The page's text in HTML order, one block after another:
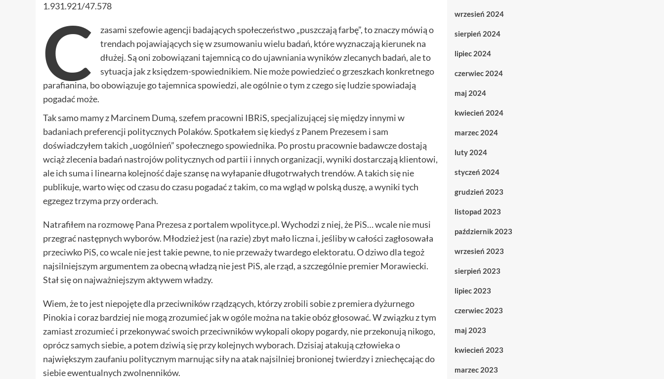
1.931.921/47.578
C
zasami szefowie agencji badających społeczeństwo „puszczają farbę”, to znaczy mówią o
trendach pojawiających się w zsumowaniu wielu badań, które wyznaczają kierunek na
dłużej. Są oni zobowiązani tajemnicą co do ujawniania wyników zlecanych badań, ale to
sytuacja jak z księdzem-spowiednikiem. Nie może powiedzieć o grzeszkach konkretnego
parafianina, bo obowiązuje go tajemnica spowiedzi, ale ogólnie o tym z czego się ludzie spowiadają
pogadać może.
Tak samo mamy z Marcinem Dumą, szefem pracowni IBRiS, specjalizującej się między innymi w
badaniach preferencji politycznych Polaków. Spotkałem się kiedyś z Panem Prezesem i sam
doświadczyłem takich „uogólnień” społecznego spowiednika. Po prostu pracownie badawcze dostają
wciąż zlecenia badań nastrojów politycznych od partii i innych organizacji, wyniki dostarczają klientowi,
ale ich suma i linearna kolejność daje szansę na wyłapanie długotrwałych trendów. A takich się nie
publikuje, warto więc od czasu do czasu pogadać z takim, co ma wgląd w polską duszę, a wyniki tych
egzegez trzyma przy orderach.
Natrafiłem na rozmowę Pana Prezesa z portalem wpolityce.pl. Wychodzi z niej, że PiS… wcale nie musi
przegrać następnych wyborów. Młodzież jest (na razie) zbyt mało liczna i, jeśliby w całości zagłosowała
przeciwko PiS, co wcale nie jest takie pewne, to nie przeważy twardego elektoratu. O dziwo dla tegoż
najsilniejszym argumentem za obecną władzą nie jest PiS, ale rząd, a szczególnie premier Morawiecki.
Stał się on najważniejszym aktywem władzy.
Wiem, że to jest niepojęte dla przeciwników rządzących, którzy zrobili sobie z premiera dyżurnego
Pinokia i coraz bardziej nie mogą zrozumieć jak w ogóle można na takie obóz głosować. W związku z tym
zamiast zrozumieć i przekonywać swoich przeciwników wykopali okopy pogardy, nie przekonują nikogo,
oprócz samych siebie, a potem dziwią się przy kolejnych wyborach. Dzisiaj atakują człowieka o
największym zaufaniu politycznym marnując siły na atak najsilniej bronionej twierdzy i zniechęcając do
siebie ewentualnych zwolnenników.
wrzesień 2024
sierpień 2024
lipiec 2024
czerwiec 2024
maj 2024
kwiecień 2024
marzec 2024
luty 2024
styczeń 2024
grudzień 2023
listopad 2023
październik 2023
wrzesień 2023
sierpień 2023
lipiec 2023
czerwiec 2023
maj 2023
kwiecień 2023
marzec 2023